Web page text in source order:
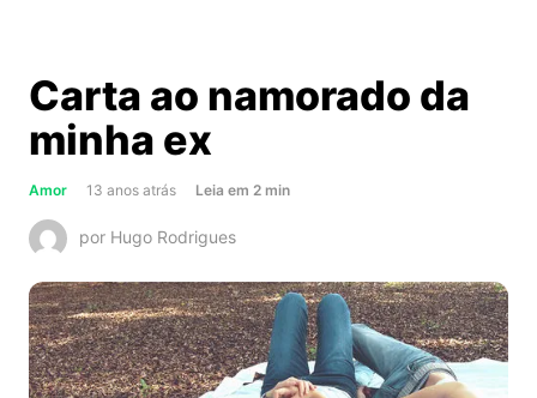
Carta ao namorado da
minha ex
Amor 13 anos atrás Leia about
ao
da
minha
ex
em 2 min
por Hugo Rodrigues